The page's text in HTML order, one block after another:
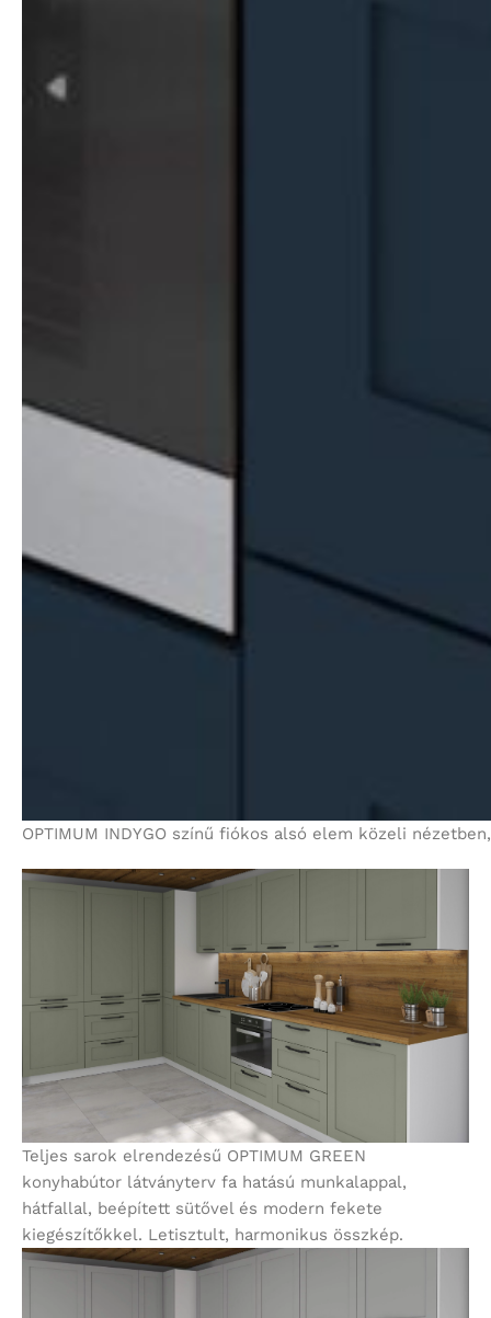
OPTIMUM INDYGO színű fiókos alsó elem közeli
Teljes sarok elrendezésű OPTIMUM GREEN
konyhabútor látványterv fa hatású munkalappal,
hátfallal, beépített sütővel és modern fekete
kiegészítőkkel. Letisztult, harmonikus összkép.